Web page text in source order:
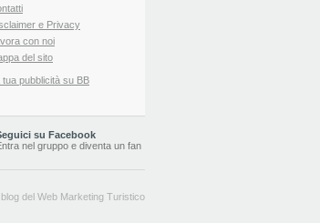
e Privacy
con noi
del sito
tua pubblicità su BB
su Facebook
nel gruppo e diventa un fan
Il blog del Web Marketing Turistico